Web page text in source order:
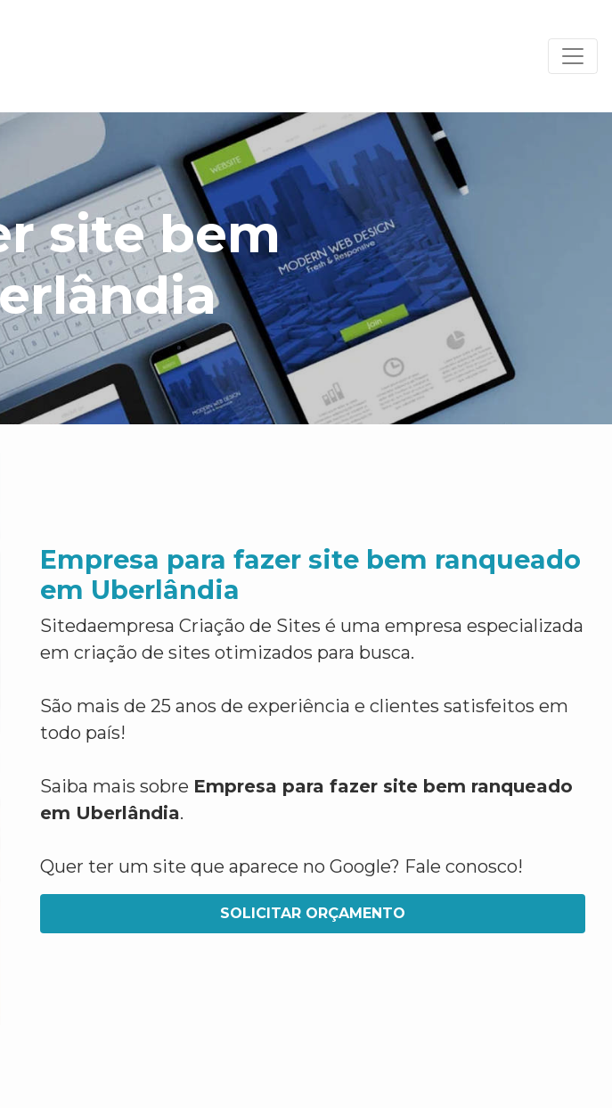
site bem
Empresa para fazer site bem ranqueado
em Uberlândia
Sitedaempresa Criação de Sites é uma empresa especializada
em criação de sites otimizados para busca.
São mais de 25 anos de experiência e clientes satisfeitos em
todo país!
Saiba mais sobre Empresa para fazer site bem ranqueado
em Uberlândia.
Quer ter um site que aparece no Google? Fale conosco!
SOLICITAR ORÇAMENTO